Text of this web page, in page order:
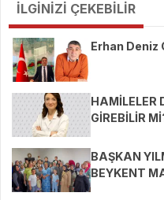
İLGİNİZİ ÇEKEBİLİR
Erhan
HAMİLELER
GİREBİLİR
BAŞKAN
BEYKENT